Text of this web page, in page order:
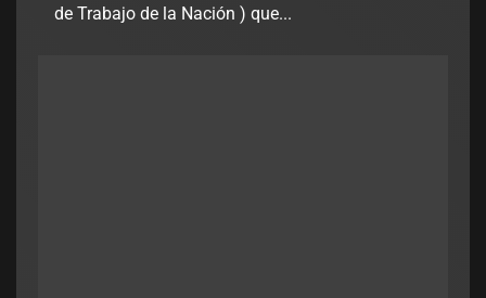
de Trabajo de la Nación ) que...